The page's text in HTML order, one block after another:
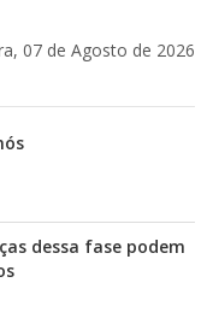
07 de Agosto de 2026
dessa fase podem